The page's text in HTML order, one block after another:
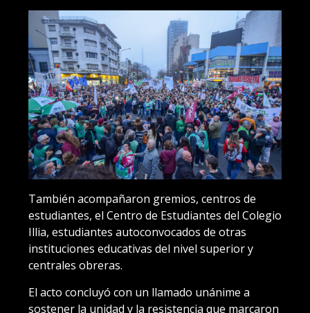
También acompañaron gremios, centros de
estudiantes, el Centro de Estudiantes del Colegio
Illia, estudiantes autoconvocados de otras
instituciones educativas del nivel superior y
centrales obreras.
El acto concluyó con un llamado unánime a
sostener la unidad y la resistencia que marcaron